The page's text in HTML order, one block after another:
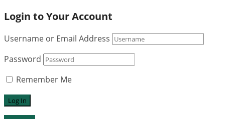
Login to Your Account
Username or Email Address
Password
Remember Me